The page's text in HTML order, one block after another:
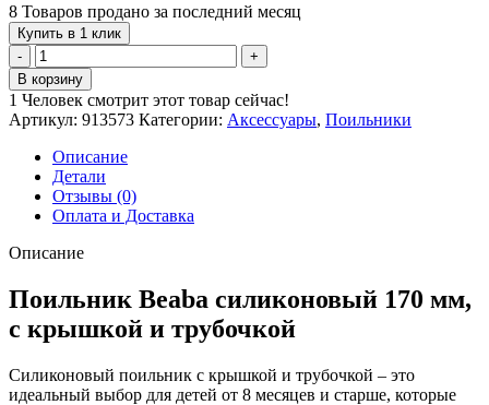
составляла
1,790 руб..
1,590 руб..
8 Товаров продано за последний месяц
Купить в 1 клик
Количество
товара
Поильник
Beaba
силиконовый
с
крышкой
и
трубочкой
Green
В корзину
1 Человек смотрит этот товар сейчас!
Артикул: 913573 Категории: Аксессуары, Поильники
Описание
Детали
Отзывы (0)
Оплата и Доставка
Описание
Поильник Beaba силиконовый 170 мм,
с крышкой и трубочкой
Силиконовый поильник с крышкой и трубочкой – это
идеальный выбор для детей от 8 месяцев и старше, которые